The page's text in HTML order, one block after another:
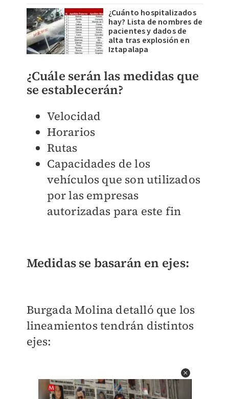
¿Cuánto hospitalizados
hay? Lista de nombres de
pacientes y dados de
alta tras explosión en
Iztapalapa
¿Cuále serán las medidas que
se establecerán?
Velocidad
Horarios
Rutas
Capacidades de los
vehículos que son utilizados
por las empresas
autorizadas para este fin
Medidas se basarán en ejes:
Burgada Molina detalló que los
lineamientos tendrán distintos
ejes: